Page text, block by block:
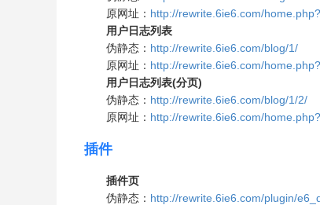
原网址： http://rewrite.6ie6.com/
用户日志列表
伪静态： http://rewrite.6ie6.com/blog/1/
原网址： http://rewrite.6ie6.com/
用户日志列表(分页)
伪静态： http://rewrite.6ie6.com/blog/1/2/
原网址： http://rewrite.6ie6.com/
插件
插件页
伪静态： http://rewrite.6ie6.com/plugin/